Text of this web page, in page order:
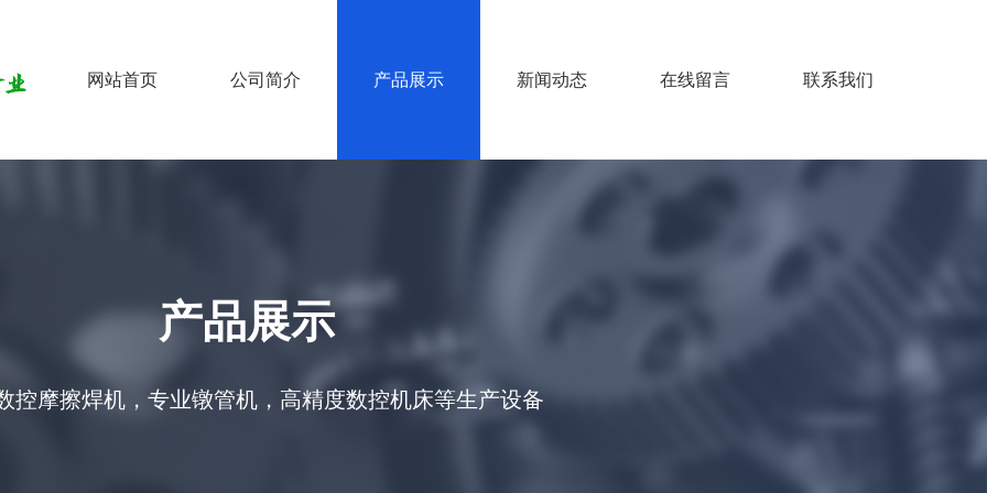
网站首页 公司简介 产品展示 新闻动态 在线留言 联系我们
产品展示
控摩擦焊机，专业镦管机，高精度数控机床等生产设备